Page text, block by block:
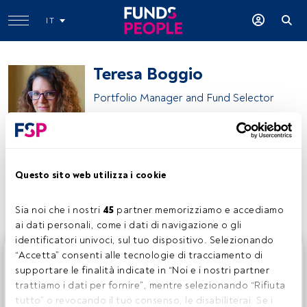
Questo sito web utilizza i cookie
Sia noi che i nostri 45 partner memorizziamo e accediamo
ai dati personali, come i dati di navigazione o gli
identificatori univoci, sul tuo dispositivo. Selezionando
“Accetta” consenti alle tecnologie di tracciamento di
supportare le finalità indicate in “Noi e i nostri partner
trattiamo i dati per fornire”, mentre selezionando “Rifiuta
tutto” o revocando il tuo consenso, le disabiliterai. Se i
IT
Teresa Boggio
Portfolio Manager and Fund Selector
Condividi:
Questo è un articolo riservato agli utenti FundsPeople. Se
sei già registrato, accedi tramite il pulsante Login. Se non
hai ancora un account, ti invitiamo a registrarti per scoprire
tutti i contenuti che FundsPeople ha da offrire.